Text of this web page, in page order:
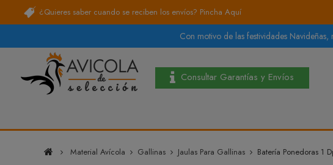
¿Quieres saber cuando se reciben los envíos? Pincha Aquí
Con motivo de las festividades
Consultar Garantías y Envíos
Material Avícola Gallinas Jaulas Para Gallinas Batería Ponedoras 1